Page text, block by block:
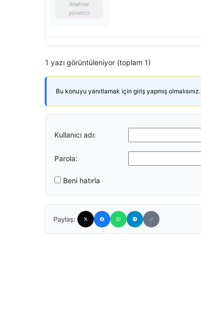
Anahtar
yönetici
1 yazı görüntüleniyor (toplam 1)
Bu konuyu yanıtlamak için giriş yapmış olmalısınız.
Kullanıcı adı:
Parola:
Beni hatırla
Paylaş: